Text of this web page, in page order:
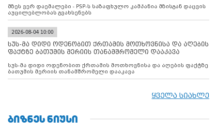
მზეს ვერ დაემალები - PSP-ს საზაფხულო კამპანია მზისგან დაცვის
აუცილებლობას გვახსენებს
2026-08-04 10:00
სუს-მა დიდი ოდენობით ქრთამის მოთხოვნისა და აღების
ფაქტზე ბათუმის მერიის თანამშრომელი დააკავა
სუს-მა დიდი ოდენობით ქრთამის მოთხოვნისა და აღების ფაქტზე
ბათუმის მერიის თანამშრომელი დააკავა
ყველა სიახლე
ᲑᲘᲖᲜᲔᲡ ᲜᲘᲣᲡᲘ